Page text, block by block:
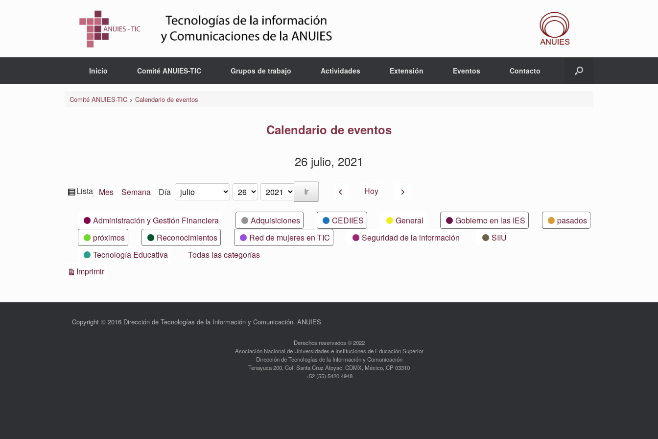
Inicio Comité ANUIES-TIC Grupos de trabajo Actividades Extensión Eventos Contacto
Comité ANUIES-TIC> Calendario de eventos
Calendario de eventos
26 julio, 2021
Ver
Lista Mes Semana Día Mes
Día
Año AnteriorHoy Siguiente
CategoríasAdministración y Gestión Financiera Adquisiciones CEDIIES General Gobierno en las IES
pasados
próximos
Reconocimientos Red de mujeres en TIC Seguridad de la información
SIIU
Tecnología Educativa
Todas las categorías
ImprimirVistas
Copyright © 2016 Dirección de Tecnologías de la Información y Comunicación. ANUIES
Derechos reservados © 2022
Asociación Nacional de Universidades e Instituciones de Educación Superior
Dirección de Tecnologías de la Información y Comunicación
Tenayuca 200, Col. Santa Cruz Atoyac, CDMX, México, CP 03310
+52 (55) 5420 4948